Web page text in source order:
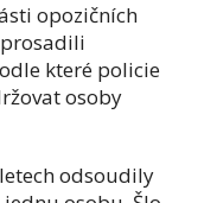
opozičních
které policie
osoby
odsoudily